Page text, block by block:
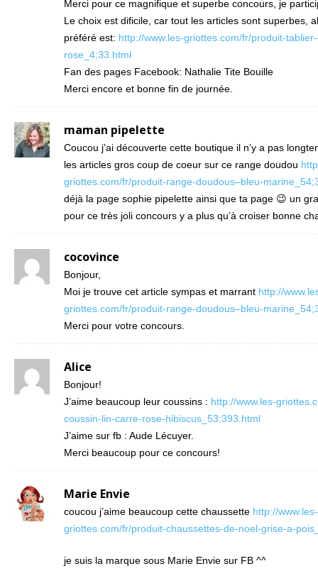
Merci pour ce magnifique et superbe concours, je
Le choix est dificile, car tout les articles sont superbes,
préféré est: http://www.les-griottes.com/fr/produit-
rose_4;33.html
Fan des pages Facebook: Nathalie Tite Bouille
Merci encore et bonne fin de journée.
maman pipelette
Coucou j’ai découverte cette boutique il n’y a pas
les articles gros coup de coeur sur ce range doudou
griottes.com/fr/produit-range-doudous–bleu-
déjà la page sophie pipelette ainsi que ta page 😉 un
pour ce très joli concours y a plus qu’à croiser bonne
cocovince
Bonjour,
Moi je trouve cet article sympas et marrant http://
griottes.com/fr/produit-range-doudous–bleu-
Merci pour votre concours.
Alice
Bonjour!
J’aime beaucoup leur coussins : http://www.les-
coussin-lin-carre-rose-hibiscus_53;393.html
J’aime sur fb : Aude Lécuyer.
Merci beaucoup pour ce concours!
Marie Envie
coucou j’aime beaucoup cette chaussette http://www.les-
griottes.com/fr/produit-chaussettes-de-noel-grise-a-
je suis la marque sous Marie Envie sur FB ^^